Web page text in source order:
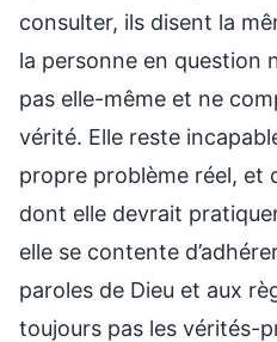
consulter, ils disent la
la personne en question
pas elle-même et ne
vérité. Elle reste
propre problème réel, et
dont elle devrait
elle se contente
paroles de Dieu et aux
toujours pas les vérités-